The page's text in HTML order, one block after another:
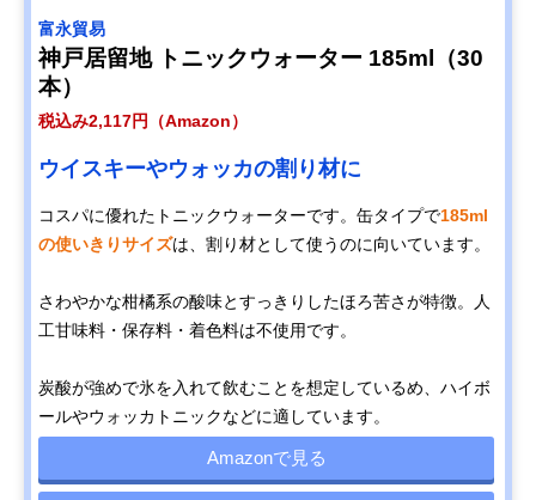
富永貿易
神戸居留地 トニックウォーター 185ml（30
本）
税込み2,117円（Amazon）
ウイスキーやウォッカの割り材に
コスパに優れたトニックウォーターです。缶タイプで185ml
の使いきりサイズは、割り材として使うのに向いています。
さわやかな柑橘系の酸味とすっきりしたほろ苦さが特徴。人
工甘味料・保存料・着色料は不使用です。
炭酸が強めで氷を入れて飲むことを想定しているめ、ハイボ
ールやウォッカトニックなどに適しています。
Amazonで見る